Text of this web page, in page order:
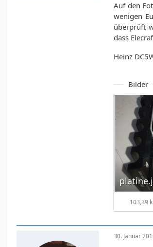
Auf den
wenigen
überprüft
dass
Heinz
Bilder
103,39
30. Januar